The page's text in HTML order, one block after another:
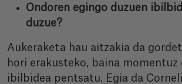
Ondoren egingo duzuen
duzue?
Aukeraketa hau aitzakia da
hori erakusteko, baina momentuz
ibilbidea pentsatu. Egia da